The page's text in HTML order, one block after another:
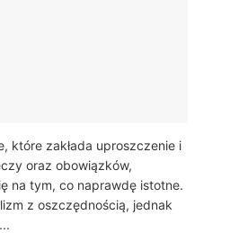
które zakłada uproszczenie i
oraz obowiązków,
na tym, co naprawdę istotne.
z oszczędnością, jednak